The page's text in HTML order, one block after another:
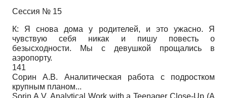
Сессия № 15
К: Я снова дома у родителей, и это ужасно. Я
чувствую себя никак и пишу повесть о
безысходности. Мы с девушкой прощались в
аэропорту.
141
Сорин А.В. Аналитическая работа с подростком
крупным планом...
Sorin A.V. Analytical Work with a Teenager Close-Up (A